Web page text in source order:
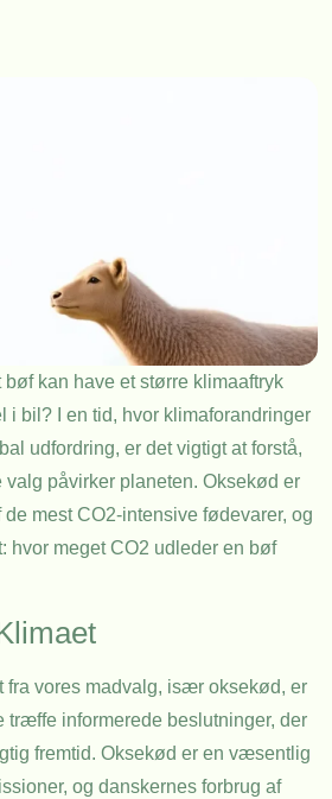
kan have et større klimaaftryk
i bil? I en tid, hvor klimaforandringer
udfordring, er det vigtigt at forstå,
valg påvirker planeten. Oksekød er
mest CO2-intensive fødevarer, og
hvor meget CO2 udleder en bøf
fra vores madvalg, især oksekød, er
træffe informerede beslutninger, der
fremtid. Oksekød er en væsentlig
og danskernes forbrug af